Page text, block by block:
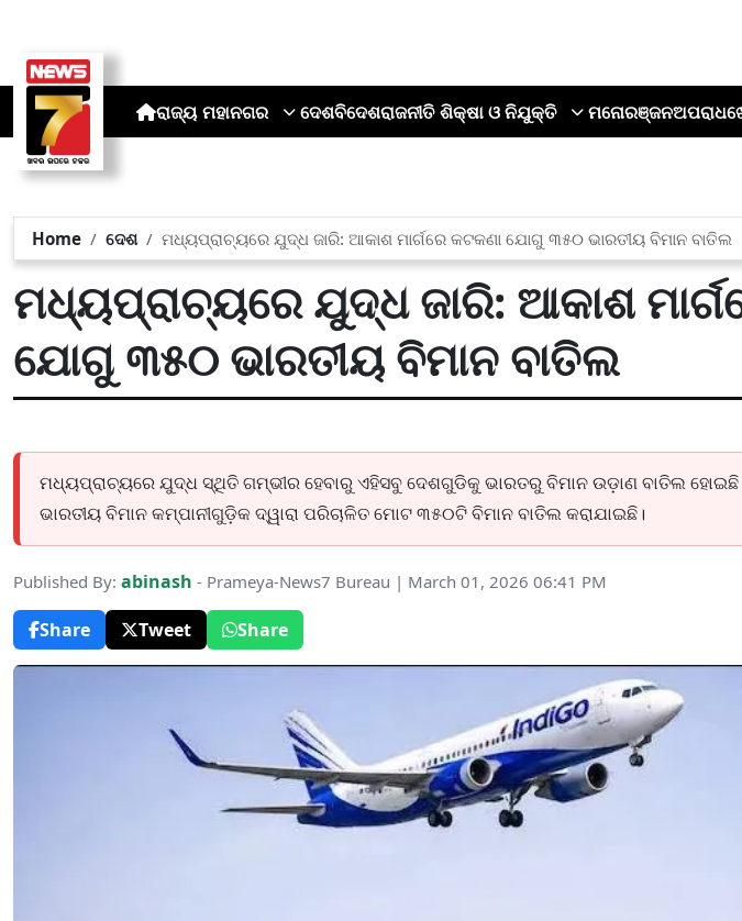
ରାଜ୍ୟ ମହାନଗର ଦେଶବିଦେଶରାଜନୀତି ଶିକ୍ଷା ଓ ନିଯୁକ୍ତି ମନୋରଞ୍ଜନଅପରାଧ
Home ଦେଶ ମଧ୍ୟପ୍ରାଚ୍ୟରେ ଯୁଦ୍ଧ ଜାରି: ଆକାଶ ମାର୍ଗରେ କଟକଣା ଯୋଗୁ ୩୫୦ ଭାରତୀୟ ବିମାନ ବାତିଲ
ମଧ୍ୟପ୍ରାଚ୍ୟରେ ଯୁଦ୍ଧ ଜାରି: ଆକାଶ
ଯୋଗୁ ୩୫୦ ଭାରତୀୟ ବିମାନ ବାତିଲ
ମଧ୍ୟପ୍ରାଚ୍ୟରେ ଯୁଦ୍ଧ ସ୍ଥିତି ଗମ୍ଭୀର ହେବାରୁ ଏହିସବୁ ଦେଶଗୁଡିକୁ ଭାରତରୁ ବିମାନ ଉଡ଼ାଣ ବାତିଲ
ଭାରତୀୟ ବିମାନ କମ୍ପାନୀଗୁଡ଼ିକ ଦ୍ୱାରା ପରିଚାଳିତ ମୋଟ ୩୫୦ଟି ବିମାନ ବାତିଲ କରାଯାଇଛି।
Published By: abinash - Prameya-News7 Bureau | March 01, 2026 06:41 PM
Share
Tweet Share